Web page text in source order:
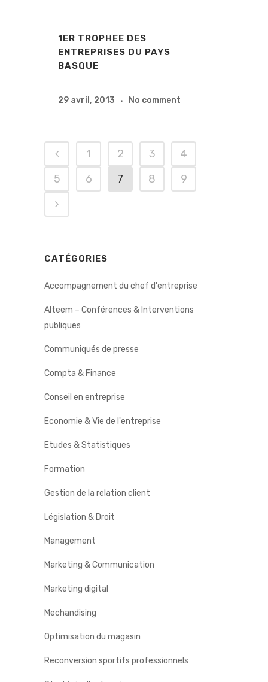
1ER TROPHEE DES
ENTREPRISES DU PAYS
BASQUE
29 avril, 2013 No comment
1 2 3
4
5
6 7 8 9
CATÉGORIES
Accompagnement du chef d'entreprise
Alteem – Conférences & Interventions
publiques
Communiqués de presse
Compta & Finance
Conseil en entreprise
Economie & Vie de l'entreprise
Etudes & Statistiques
Formation
Gestion de la relation client
Législation & Droit
Management
Marketing & Communication
Marketing digital
Mechandising
Optimisation du magasin
Reconversion sportifs professionnels